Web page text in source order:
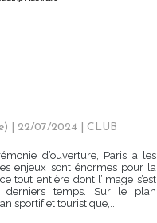
| 22/07/2024
CLUB
d’ouverture, Paris a les
enjeux sont énormes pour la
tout entière dont l’image s’est
derniers temps. Sur le plan
sportif et touristique,...